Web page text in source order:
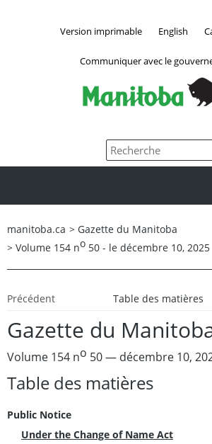
Version imprimable English
Communiquer avec le
manitoba.ca > Gazette du Manitoba
> Volume 154 no 50 - le décembre 10, 2025
Précédent Table des matières
Gazette du
Volume 154 no 50 — décembre 10,
Table des matières
Public Notice
Under the Change of Name Act